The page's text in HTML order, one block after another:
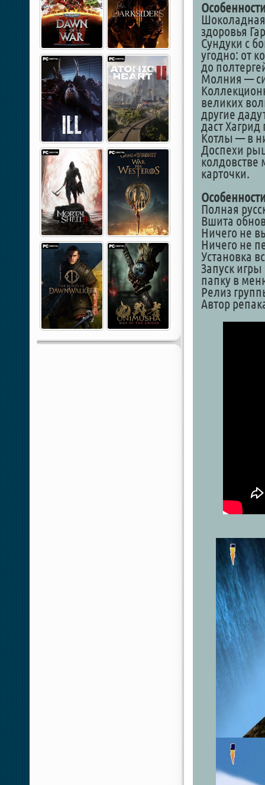
здоровья
Сундуки с
угодно: от
до
Молния —
великих
другие
даст
Котлы — в
Доспехи
карточки.
Полная
Вшита
Ничего не
Ничего не
Установка
Запуск
папку в
Релиз
Автор